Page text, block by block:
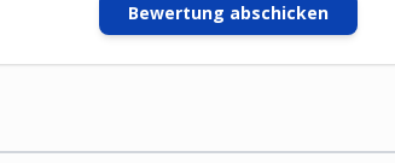
Bewertung abschicken